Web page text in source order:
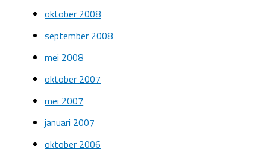
oktober 2008
september 2008
mei 2008
oktober 2007
mei 2007
januari 2007
oktober 2006